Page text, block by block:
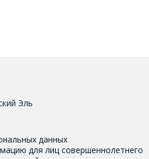
Эль
данных
для лиц совершеннолетнего